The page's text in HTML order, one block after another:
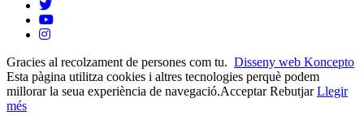
Gracies al recolzament de persones com tu. Disseny web Koncepto
Esta pàgina utilitza cookies i altres tecnologies perquè podem
millorar la seua experiència de navegació.Acceptar Rebutjar Llegir
més